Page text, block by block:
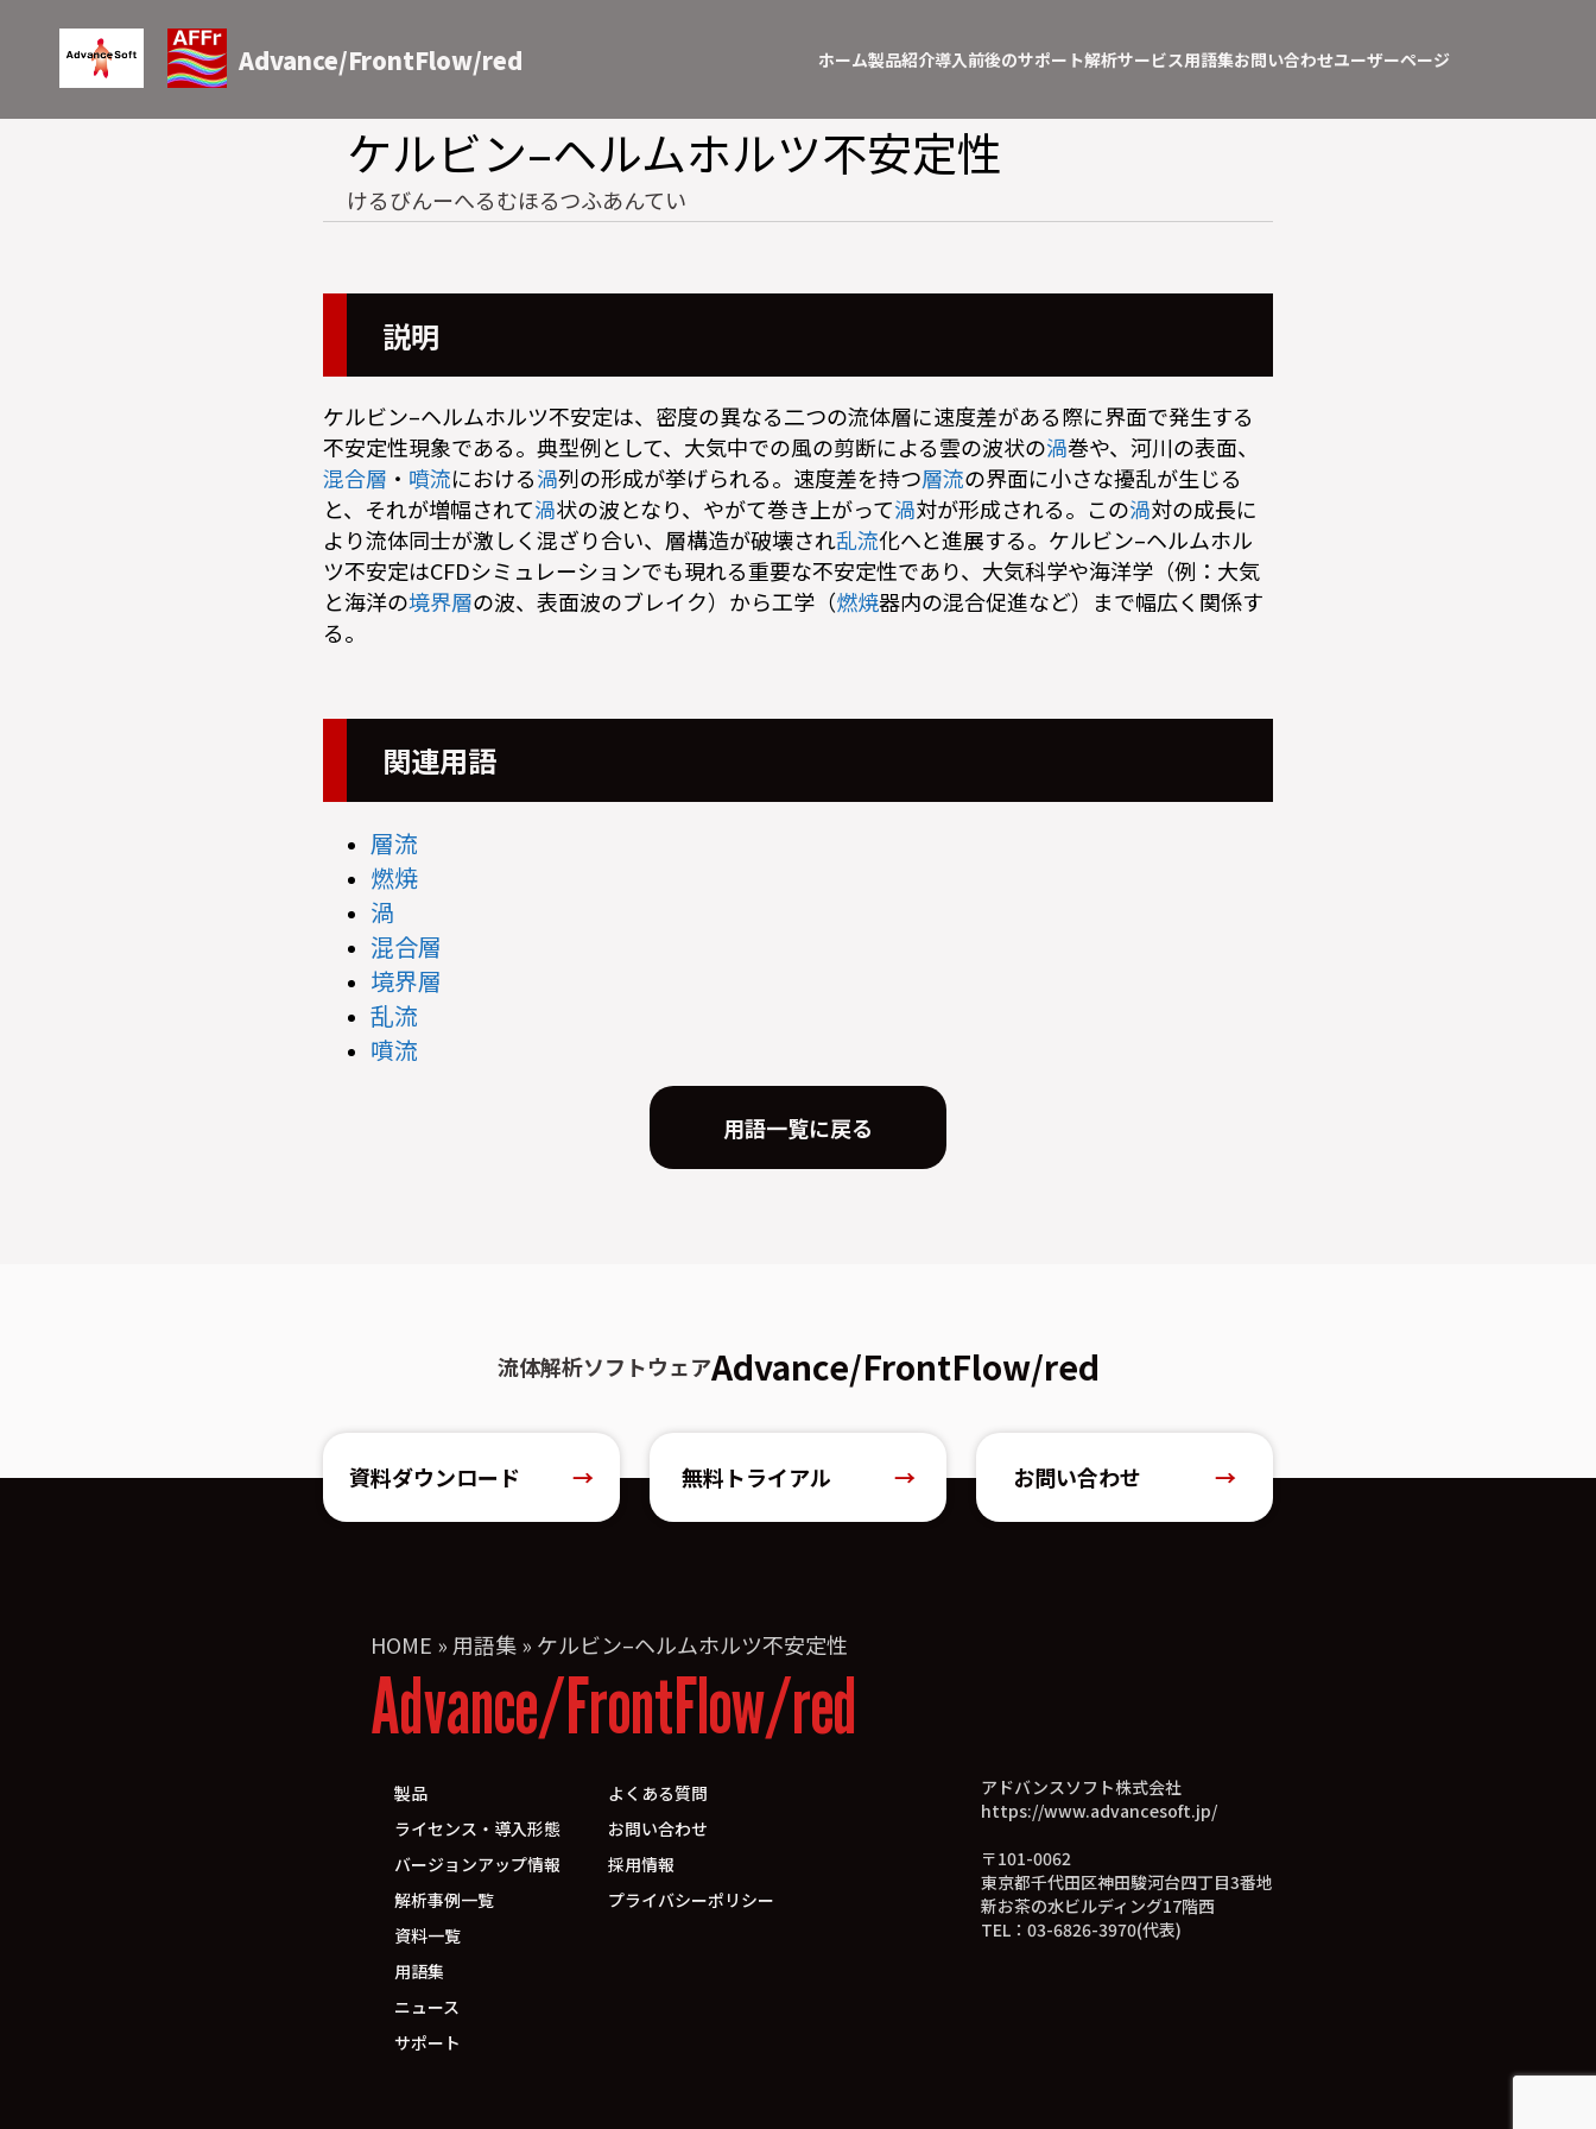
Advance/FrontFlow/red ホーム製品紹介導入前後のサポート解析サービス用語集お問い合わせユーザーページ
ケルビン–ヘルムホルツ不安定性
けるびんーへるむほるつふあんてい
説明
ケルビン–ヘルムホルツ不安定は、密度の異なる二つの流体層に速度差がある際に界面で発生する
不安定性現象である。典型例として、大気中での風の剪断による雲の波状の渦巻や、河川の表面、
混合層 ・ 噴流における渦列の形成が挙げられる。速度差を持つ層流の界面に小さな擾乱が生じる
と、それが増幅されて渦状の波となり、やがて巻き上がって渦対が形成される。この渦対の成長に
より流体同士が激しく混ざり合い、層構造が破壊され乱流化へと進展する。ケルビン–ヘルムホル
ツ不安定はCFDシミュレーションでも現れる重要な不安定性であり、大気科学や海洋学（例：大気
と海洋の境界層の波、表面波のブレイク）から工学（燃焼器内の混合促進など）まで幅広く関係す
る。
関連用語
層流
燃焼
渦
混合層
境界層
乱流
噴流
用語一覧に戻る
流体解析ソフトウェアAdvance/FrontFlow/red
資料ダウンロード → 無料トライアル → お問い合わせ →
HOME » 用語集» ケルビン–ヘルムホルツ不安定性
Advance/FrontFlow/red
製品
ライセンス・導入形態
バージョンアップ情報
解析事例一覧
資料一覧
用語集
ニュース
サポート
よくある質問
お問い合わせ
採用情報
プライバシーポリシー
アドバンスソフト株式会社
https://www.advancesoft.jp/
〒101-0062
東京都千代田区神田駿河台四丁目3番地
新お茶の水ビルディング17階西
TEL：03-6826-3970(代表)